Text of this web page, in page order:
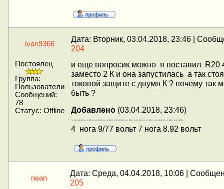
ivan9366
Дата: Вторник, 03.04.2018, 23:46 |
204
Постоялец
Группа:
Пользователи
Сообщений:
78
Статус: Offline
и еще вопросик можно я поставил R20
заместо 2 К и она запустилась а так
токовой защите с двумя К ? почему так
быть ?
Добавлено (03.04.2018, 23:46)
---------------------------------------------
4 нога 9/77 вольт 7 нога 8.92 вольт
nean
Дата: Среда, 04.04.2018, 10:06 |
205